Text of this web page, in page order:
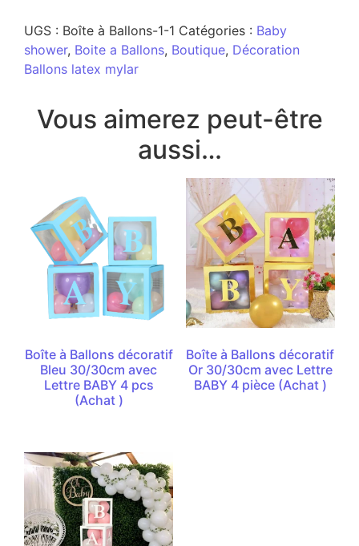
UGS : Boîte à Ballons-1-1 Catégories : Baby
shower, Boite a Ballons, Boutique, Décoration
Ballons latex mylar
Vous aimerez peut-être
aussi…
Boîte à Ballons décoratif
Bleu 30/30cm avec
Lettre BABY 4 pcs
(Achat )
Boîte à Ballons décoratif
Or 30/30cm avec Lettre
BABY 4 pièce (Achat )